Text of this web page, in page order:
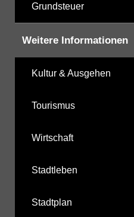
Grundsteuer
Weitere Informationen
Kultur & Ausgehen
Tourismus
Wirtschaft
Stadtleben
Stadtplan